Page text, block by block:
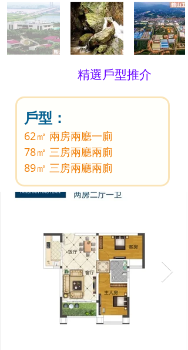
精選戶型推介
戶型：
62㎡ 兩房兩廳一廁
78㎡ 三房兩廳兩廁
89㎡ 三房兩廳兩廁